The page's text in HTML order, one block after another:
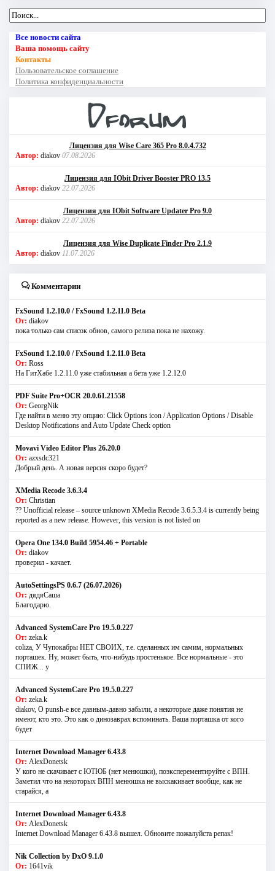
Все новости сайта
Ваша помощь сайту
Контакты
Пользовательское соглашение
Политика конфиденциальности
Лицензия для Wise Care 365 Pro 8.0.4.732
Автор: diakov 07.08.2026
Лицензия для IObit Driver Booster PRO 13.5
Автор: diakov 22.07.2026
Лицензия для IObit Software Updater Pro 9.0
Автор: diakov 22.07.2026
Лицензия для Wise Duplicate Finder Pro 2.1.9
Автор: diakov 11.07.2026
Комментарии
FxSound 1.2.10.0 / FxSound 1.2.11.0 Beta
От: diakov
пока только сам список обнов, самого релиза пока не нахожу.
FxSound 1.2.10.0 / FxSound 1.2.11.0 Beta
От: Ross
На ГитХабе 1.2.11.0 уже стабильная а бета уже 1.2.12.0
PDF Suite Pro+OCR 20.0.61.21558
От: GeorgNik
Где найти в меню эту опцию: Click Options icon / Application Options / Disable
Desktop Notifications and Auto Update Check option
Movavi Video Editor Plus 26.20.0
От: azxsdc321
Добрый день. А новая версия скоро будет?
XMedia Recode 3.6.3.4
От: Christian
?? Unofficial release – source unknown XMedia Recode 3.6.5.3.4 is currently being
reported as a new release. However, this version is not listed on
Opera One 134.0 Build 5954.46 + Portable
От: diakov
проверил - качает.
AutoSettingsPS 0.6.7 (26.07.2026)
От: дядяСаша
Благодарю.
Advanced SystemCare Pro 19.5.0.227
От: zeka.k
coliza, У Чупокабры НЕТ СВОИХ, т.е. сделанных им самим, нормальных
порташек. Ну, может быть, что-нибудь простенькое. Все нормальные - это
СПИЖ... у
Advanced SystemCare Pro 19.5.0.227
От: zeka.k
diakov, О punsh-е все давным-давно забыли, а некоторые даже понятия не
имеют, кто это. Это как о динозаврах вспоминать. Ваша порташка от кого
будет
Internet Download Manager 6.43.8
От: AlexDonetsk
У кого не скачивает с ЮТЮБ (нет менюшки), поэксперементируйте с ВПН.
Заметил что на некоторых ВПН менюшка не выскакивает вообще, как не
старайся, а
Internet Download Manager 6.43.8
От: AlexDonetsk
Internet Download Manager 6.43.8 вышел. Обновите пожалуйста репак!
Nik Collection by DxO 9.1.0
От: 1641vik